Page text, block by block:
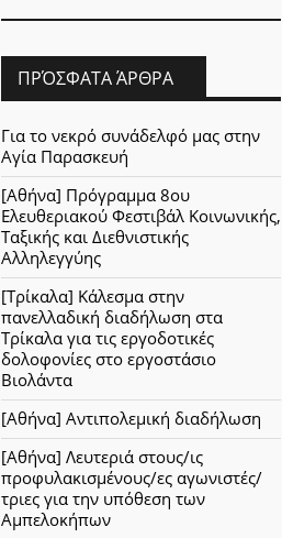
ΠΡΌΣΦΑΤΑ ΆΡΘΡΑ
Για το νεκρό συνάδελφό μας στην
Αγία Παρασκευή
[Αθήνα] Πρόγραμμα 8ου
Ελευθεριακού Φεστιβάλ Κοινωνικής,
Ταξικής και Διεθνιστικής
Αλληλεγγύης
[Τρίκαλα] Κάλεσμα στην
πανελλαδική διαδήλωση στα
Τρίκαλα για τις εργοδοτικές
δολοφονίες στο εργοστάσιο
Βιολάντα
[Αθήνα] Αντιπολεμική διαδήλωση
[Αθήνα] Λευτεριά στους/ις
προφυλακισμένους/ες αγωνιστές/
τριες για την υπόθεση των
Αμπελοκήπων